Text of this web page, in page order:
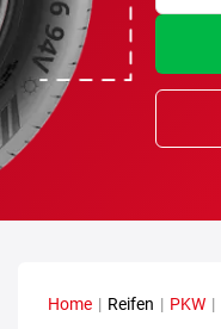
Home | Reifen | PKW |